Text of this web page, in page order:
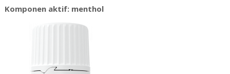
Komponen aktif: menthol